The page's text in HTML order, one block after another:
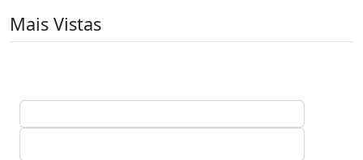
Mais Vistas